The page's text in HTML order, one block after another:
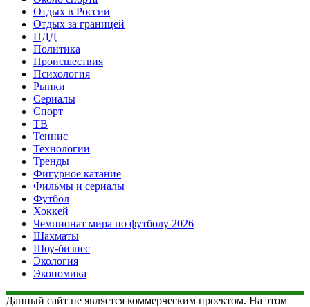
Отдых в России
Отдых за границей
ПДД
Политика
Происшествия
Психология
Рынки
Сериалы
Спорт
ТВ
Теннис
Технологии
Тренды
Фигурное катание
Фильмы и сериалы
Футбол
Хоккей
Чемпионат мира по футболу 2026
Шахматы
Шоу-бизнес
Экология
Экономика
Данный сайт не является коммерческим проектом. На этом